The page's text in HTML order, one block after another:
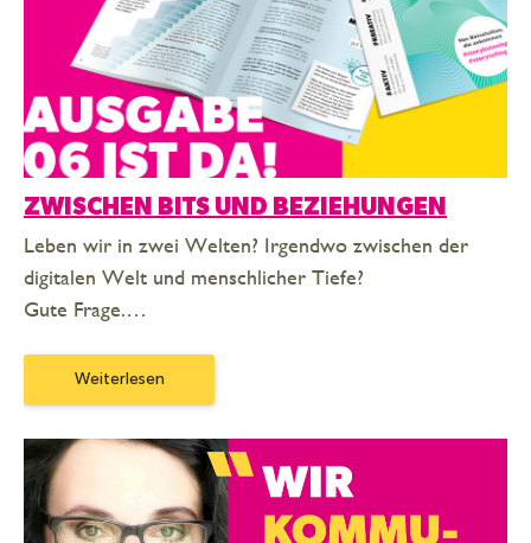
ZWISCHEN BITS UND BEZIEHUNGEN
Leben wir in zwei Welten? Irgendwo zwischen der
digitalen Welt und menschlicher Tiefe?
Gute Frage.…
Weiterlesen